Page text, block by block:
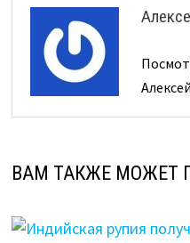
ВАМ ТАКЖЕ МОЖЕТ